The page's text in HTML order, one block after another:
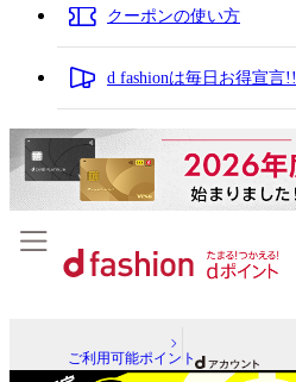
クーポンの使い方
d fashionは毎日お得宣言!!
ご利用可能ポイント